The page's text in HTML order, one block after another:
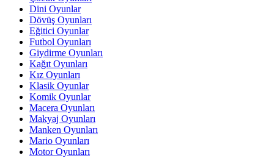
Dini Oyunlar
Dövüş Oyunları
Eğitici Oyunlar
Futbol Oyunları
Giydirme Oyunları
Kağıt Oyunları
Kız Oyunları
Klasik Oyunlar
Komik Oyunlar
Macera Oyunları
Makyaj Oyunları
Manken Oyunları
Mario Oyunları
Motor Oyunları